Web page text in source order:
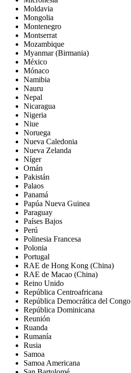
Moldavia
Mongolia
Montenegro
Montserrat
Mozambique
Myanmar (Birmania)
México
Mónaco
Namibia
Nauru
Nepal
Nicaragua
Nigeria
Niue
Noruega
Nueva Caledonia
Nueva Zelanda
Níger
Omán
Pakistán
Palaos
Panamá
Papúa Nueva Guinea
Paraguay
Países Bajos
Perú
Polinesia Francesa
Polonia
Portugal
RAE de Hong Kong (China)
RAE de Macao (China)
Reino Unido
República Centroafricana
República Democrática del Congo
República Dominicana
Reunión
Ruanda
Rumanía
Rusia
Samoa
Samoa Americana